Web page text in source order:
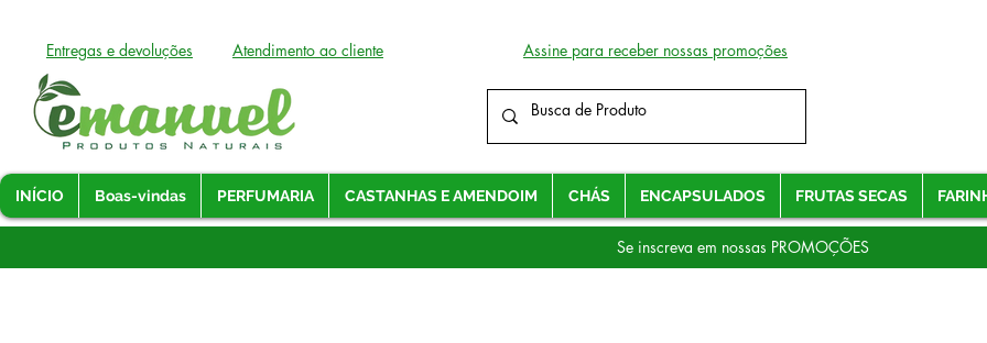
Atendimento ao cliente
Entregas e devoluções Assine para receber nossas promoções
INÍCIO Boas-vindas PERFUMARIA CASTANHAS E AMENDOIM CHÁS ENCAPSULADOS FRUTAS SECAS
Se inscreva em nossas PROMOÇÕES